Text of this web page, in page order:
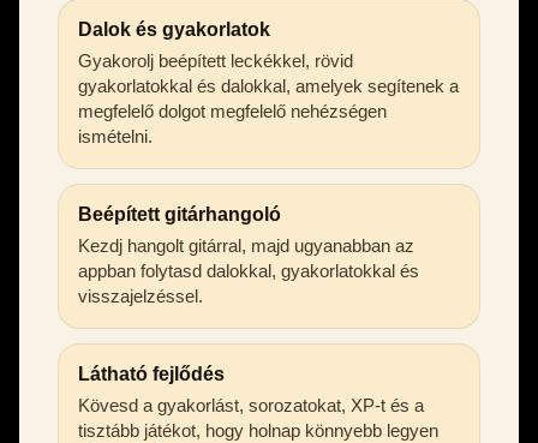
Dalok és gyakorlatok
Gyakorolj beépített leckékkel, rövid
gyakorlatokkal és dalokkal, amelyek segítenek a
megfelelő dolgot megfelelő nehézségen
ismételni.
Beépített gitárhangoló
Kezdj hangolt gitárral, majd ugyanabban az
appban folytasd dalokkal, gyakorlatokkal és
visszajelzéssel.
Látható fejlődés
Kövesd a gyakorlást, sorozatokat, XP-t és a
tisztább játékot, hogy holnap könnyebb legyen